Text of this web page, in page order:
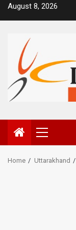
SkipAugust 8, 2026
Primary
Menu
Home Uttarakhand